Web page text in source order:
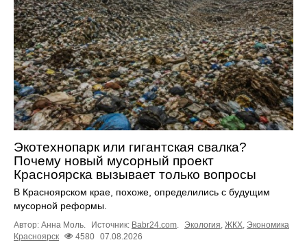
Экотехнопарк или гигантская свалка?
Почему новый мусорный проект
Красноярска вызывает только вопросы
В Красноярском крае, похоже, определились с будущим
мусорной реформы.
Автор: Анна Моль. Источник: Babr24.com Экология ЖКХ Экономика
Красноярск
4580 07.08.2026